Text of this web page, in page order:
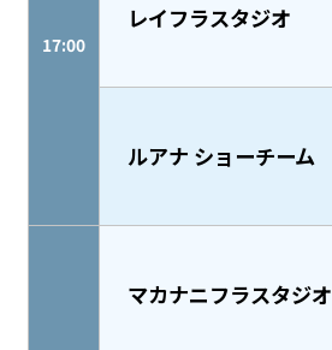
17:00
レイフラスタジオ
ルアナ ショーチーム
マカナニフラスタジオ